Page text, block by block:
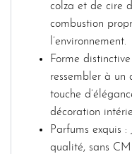
colza et de cire
combustion
l’environnement.
Forme
ressembler à un
touche
décoration
Parfums exquis :
qualité, sans